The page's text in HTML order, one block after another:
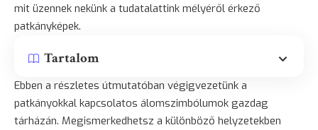
mit üzennek nekünk a tudatalattink mélyéről érkező
patkányképek.
Tartalom
Ebben a részletes útmutatóban végigvezetünk a
patkányokkal kapcsolatos álomszimbólumok gazdag
tárházán. Megismerkedhetsz a különböző helyzetekben